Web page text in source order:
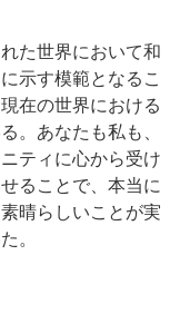
た世界において和
示す模範となるこ
在の世界における
。あなたも私も、
ティに心から受け
ることで、本当に
晴らしいことが実
。